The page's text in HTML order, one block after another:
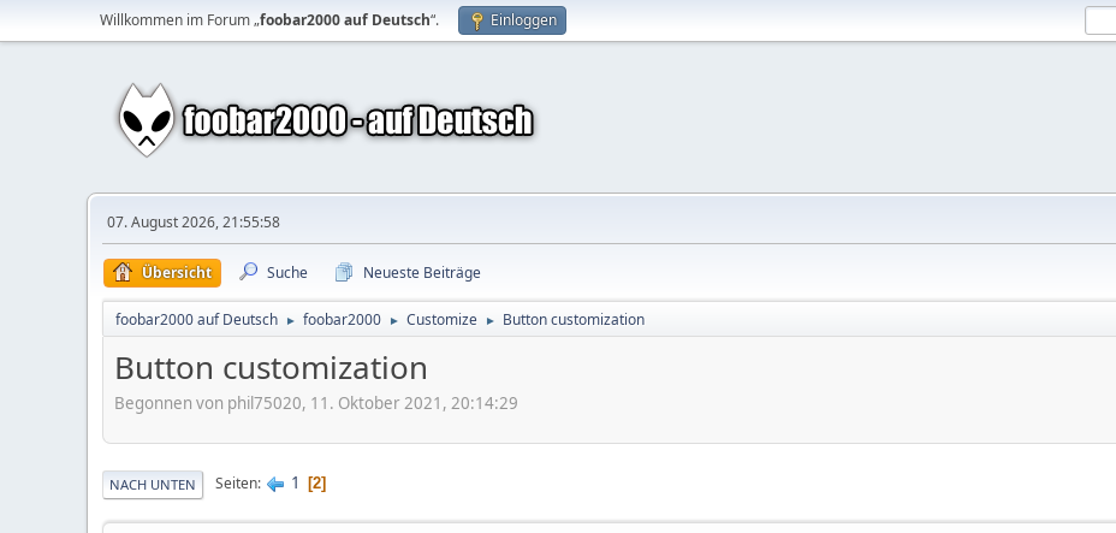
Willkommen im Forum „foobar2000 auf Deutsch“. Einloggen
07. August 2026, 21:55:58
Übersicht Suche Neueste Beiträge
foobar2000 auf Deutsch ► foobar2000 ► Customize ► Button customization
Button customization
Begonnen von phil75020, 11. Oktober 2021, 20:14:29
NACH UNTEN Seiten 1 2